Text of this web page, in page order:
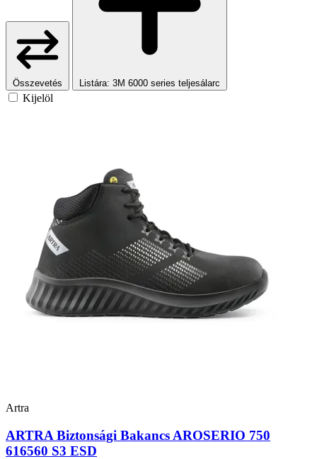
Összevetés Listára: 3M 6000 series teljesálarc
Kijelöl
Artra
ARTRA Biztonsági Bakancs AROSERIO 750
616560 S3 ESD